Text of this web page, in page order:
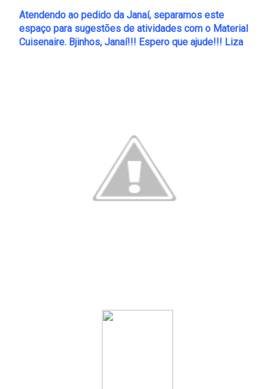
Atendendo ao pedido da Janaí, separamos este
espaço para sugestões de atividades com o Material
Cuisenaire. Bjinhos, Janaí!!! Espero que ajude!!! Liza